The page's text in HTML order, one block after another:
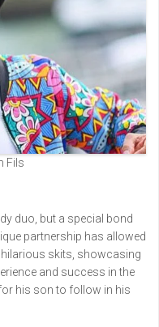
Fils
duo, but a special bond
partnership has allowed
skits, showcasing
and success in the
his son to follow in his